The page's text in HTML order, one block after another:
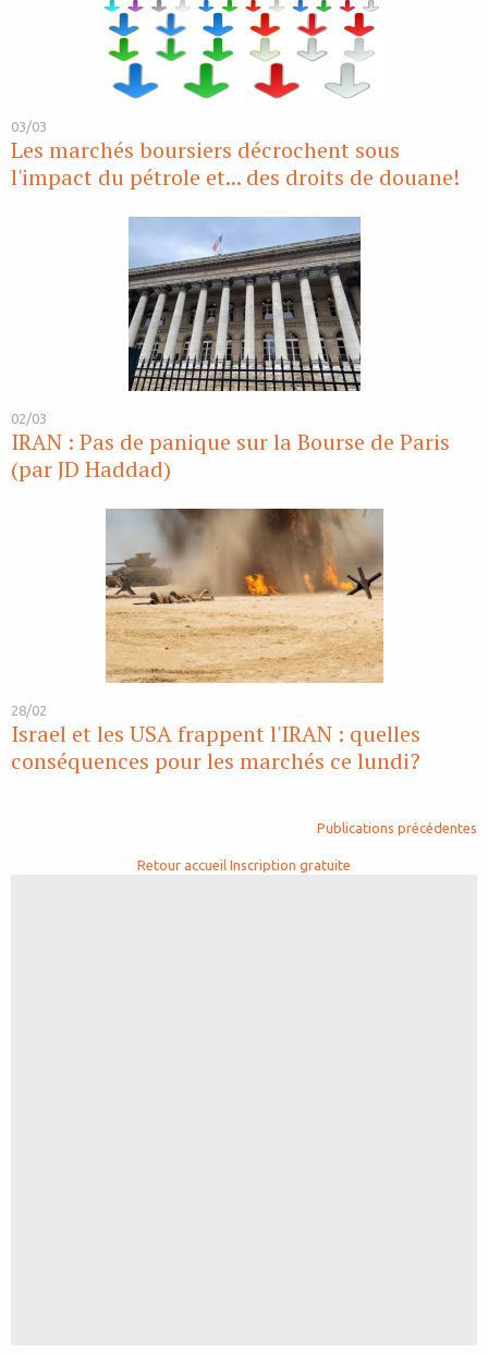
03/03
Les marchés boursiers décrochent sous
l'impact du pétrole et... des droits de douane!
02/03
IRAN : Pas de panique sur la Bourse de Paris
(par JD Haddad)
28/02
Israel et les USA frappent l'IRAN : quelles
conséquences pour les marchés ce lundi?
Publications précédentes
Retour accueil Inscription gratuite